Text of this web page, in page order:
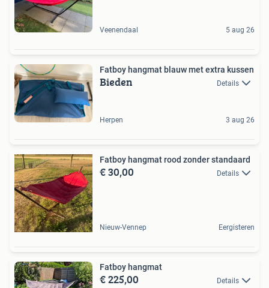
Veenendaal 5 aug 26
Fatboy hangmat blauw met extra kussen
Bieden Details
Herpen 3 aug 26
Fatboy hangmat rood zonder standaard
€ 30,00 Details
Nieuw-Vennep Eergisteren
Fatboy hangmat
€ 225,00 Details